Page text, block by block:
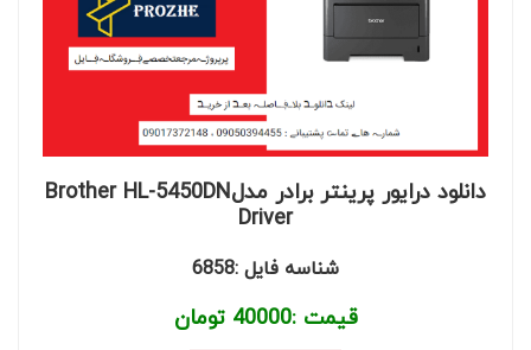
دانلود درایور پرینتر برادر مدلBrother HL-5450DN
Driver
شناسه فایل :6858
قیمت :40000 تومان